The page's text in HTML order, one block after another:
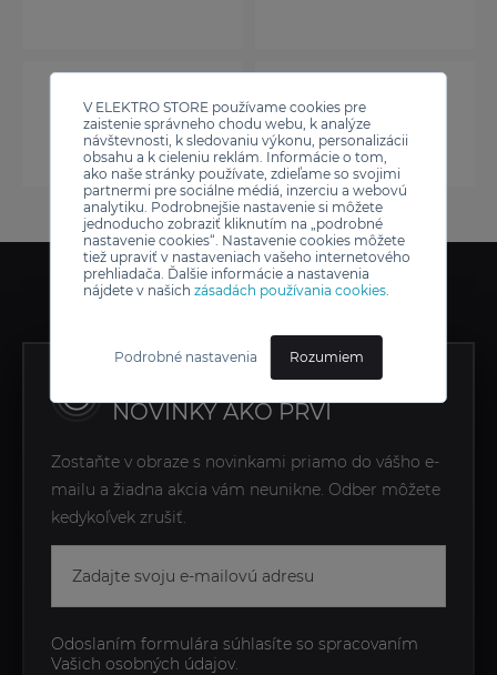
V ELEKTRO STORE používame cookies pre
zaistenie správneho chodu webu, k analýze
návštevnosti, k sledovaniu výkonu, personalizácii
obsahu a k cieleniu reklám. Informácie o tom,
ako naše stránky používate, zdieľame so svojimi
partnermi pre sociálne médiá, inzerciu a webovú
analytiku. Podrobnejšie nastavenie si môžete
jednoducho zobraziť kliknutím na „podrobné
nastavenie cookies“. Nastavenie cookies môžete
tiež upraviť v nastaveniach vašeho internetového
prehliadača. Ďalšie informácie a nastavenia
nájdete v našich zásadách používania cookies.
Podrobné nastavenia Rozumiem
ZÍSKAJTE EXKLUZÍVNE
NOVINKY AKO PRVÍ
Zostaňte v obraze s novinkami priamo do vášho e-
mailu a žiadna akcia vám neunikne. Odber môžete
kedykoľvek zrušiť.
Odoslaním formulára súhlasíte so spracovaním
Vašich osobných údajov.